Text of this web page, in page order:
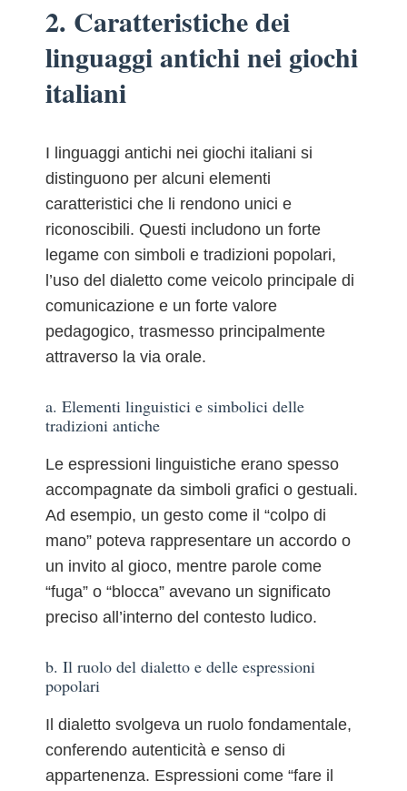
2. Caratteristiche dei
linguaggi antichi nei giochi
italiani
I linguaggi antichi nei giochi italiani si
distinguono per alcuni elementi
caratteristici che li rendono unici e
riconoscibili. Questi includono un forte
legame con simboli e tradizioni popolari,
l’uso del dialetto come veicolo principale di
comunicazione e un forte valore
pedagogico, trasmesso principalmente
attraverso la via orale.
a. Elementi linguistici e simbolici delle
tradizioni antiche
Le espressioni linguistiche erano spesso
accompagnate da simboli grafici o gestuali.
Ad esempio, un gesto come il “colpo di
mano” poteva rappresentare un accordo o
un invito al gioco, mentre parole come
“fuga” o “blocca” avevano un significato
preciso all’interno del contesto ludico.
b. Il ruolo del dialetto e delle espressioni
popolari
Il dialetto svolgeva un ruolo fondamentale,
conferendo autenticità e senso di
appartenenza. Espressioni come “fare il